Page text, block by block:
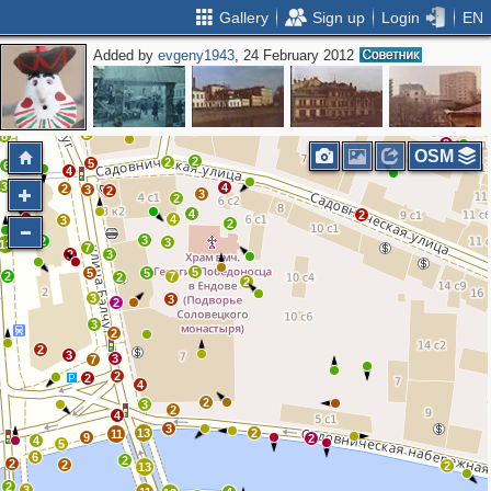
Gallery Sign up Login EN
Added byevgeny1943, 24 February 2012
2
2
2
4
3
2
2
4
4
3
3
7 5
3
5
2
2
2
2
3
2
13
13
2
9
5
2
6
2
2
4
3
2
7
4
11
3
4
2
2
3
3
3
13
2
2
12
3
8
6
3
3
2
2
7
5
3
2
2
3
4
2
5
2
9
2 2
13
11
37
32
2
3
3
2
2
OSM